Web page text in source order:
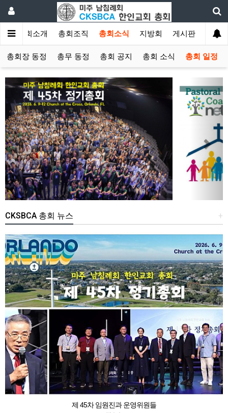
총회소개 총회조직 총회소식 지방회 게시판 자료실
총회장 동정 총무 동정 총회 공지 총회 소식 총회 일정
Previous
+
CKSBCA 총회 뉴스
제 45차 임원진과 운영위원들